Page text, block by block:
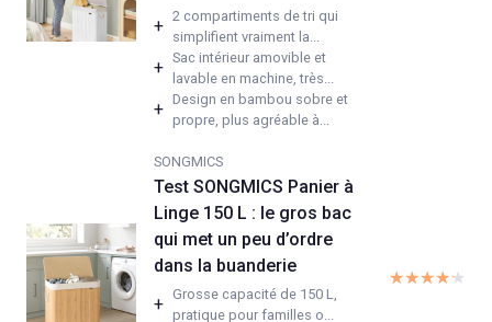
+ 2 compartiments de tri qui
simplifient vraiment la...
+ Sac intérieur amovible et
lavable en machine, très...
+ Design en bambou sobre et
propre, plus agréable à...
SONGMICS
Test SONGMICS Panier à
Linge 150 L : le gros bac
qui met un peu d’ordre
dans la buanderie
+ Grosse capacité de 150 L,
pratique pour familles o...
★★★★★
★★★★★